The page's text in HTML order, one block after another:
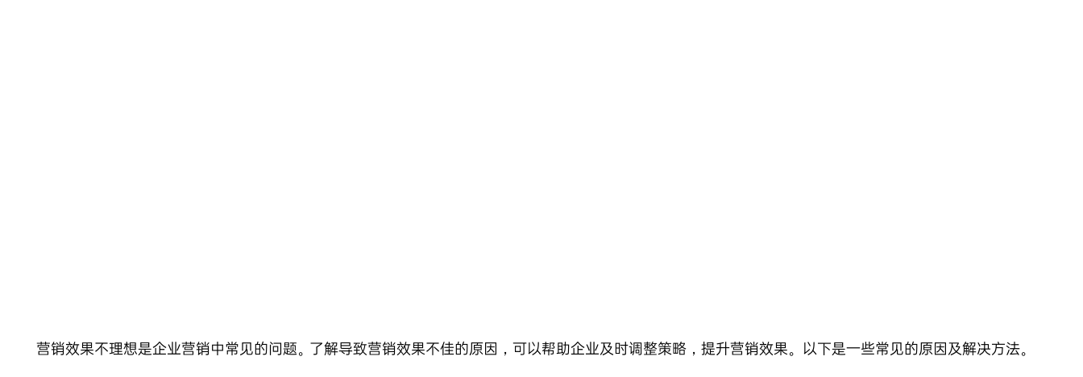
营销效果不理想是企业营销中常见的问题。了解导致营销效果不佳的原因，可以帮助企业及时调整策略，提升营销效果。以下是一些常见的原因及解决方法。